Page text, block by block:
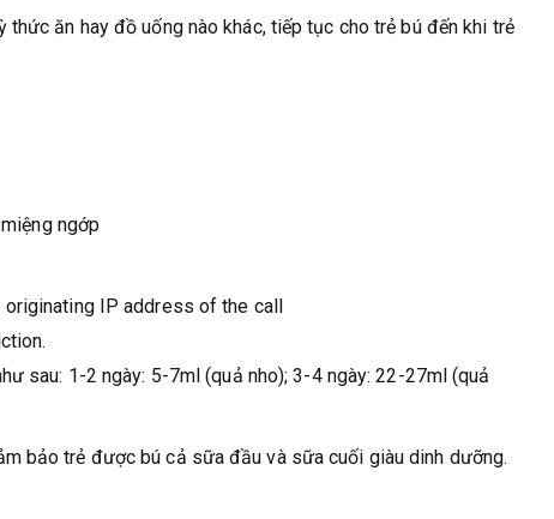
ăn hay đồ uống nào khác, tiếp tục cho trẻ bú đến khi trẻ
ngớp
IP address of the call
sau: 1-2 ngày: 5-7ml (quả nho); 3-4 ngày: 22-27ml (quả
bảo trẻ được bú cả sữa đầu và sữa cuối giàu dinh dưỡng.